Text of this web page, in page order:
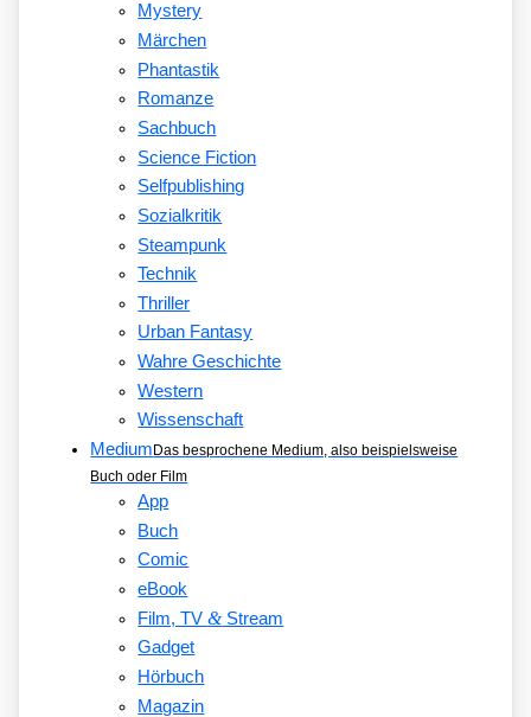
Mystery
Märchen
Phantastik
Romanze
Sachbuch
Science Fiction
Selfpublishing
Sozialkritik
Steampunk
Technik
Thriller
Urban Fantasy
Wahre Geschichte
Western
Wissenschaft
Medium Das besprochene Medium, also beispielsweise
Buch oder Film
App
Buch
Comic
eBook
Film, TV&Stream
Gadget
Hörbuch
Magazin